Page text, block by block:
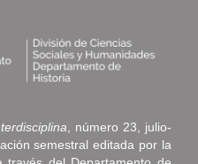
, número 23, julio-
semestral editada por la